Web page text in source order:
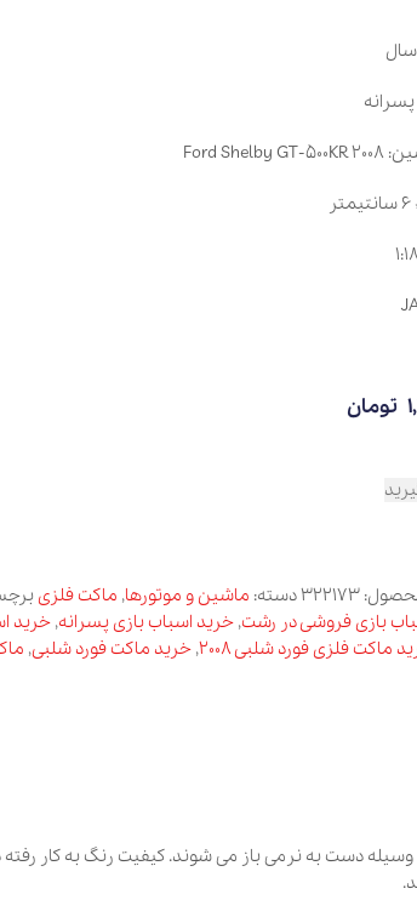
دسته:ماشین و موتورها,ماکت فلزیبرچسب:اسباب
در رشت,خرید اسباب بازی پسرانه خرید اسباب بازی
شلبی 2008 , خرید ماکت فورد شلبی,ماکت فلزی فورد
باز می شوند. کیفیت رنگ به کار رفته در این ماکت